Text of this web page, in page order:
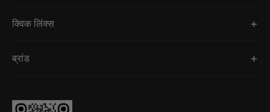
क्विक लिंक्स
ब्रांड